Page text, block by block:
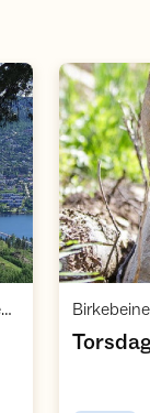
Vingar skole / Saksumdalsvegen 40 / Lillehammer